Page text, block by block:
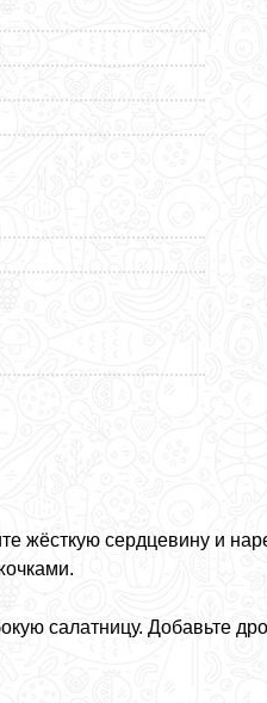
жёсткую сердцевину и
салатницу. Добавьте